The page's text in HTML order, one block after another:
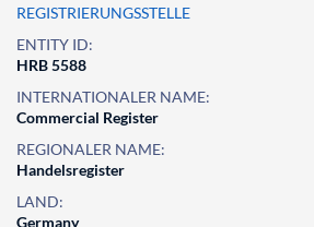
REGISTRIERUNGSSTELLE
ENTITY ID:
HRB 5588
INTERNATIONALER NAME:
Commercial Register
REGIONALER NAME:
Handelsregister
LAND:
Germany